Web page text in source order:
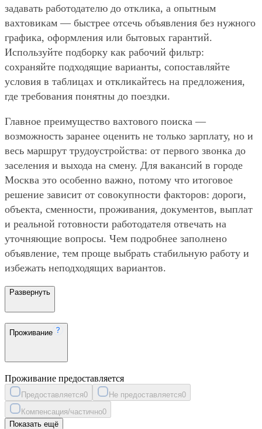
задавать работодателю до отклика, а опытным
вахтовикам — быстрее отсечь объявления без нужного
графика, оформления или бытовых гарантий.
Используйте подборку как рабочий фильтр:
сохраняйте подходящие варианты, сопоставляйте
условия в таблицах и откликайтесь на предложения,
где требования понятны до поездки.
Главное преимущество вахтового поиска —
возможность заранее оценить не только зарплату, но и
весь маршрут трудоустройства: от первого звонка до
заселения и выхода на смену. Для вакансий в городе
Москва это особенно важно, потому что итоговое
решение зависит от совокупности факторов: дороги,
объекта, сменности, проживания, документов, выплат
и реальной готовности работодателя отвечать на
уточняющие вопросы. Чем подробнее заполнено
объявление, тем проще выбрать стабильную работу и
избежать неподходящих вариантов.
Развернуть
Проживание
Проживание предоставляется
Предоставляется0 Не предоставляется0
Компенсация/частично0
Показать ещё